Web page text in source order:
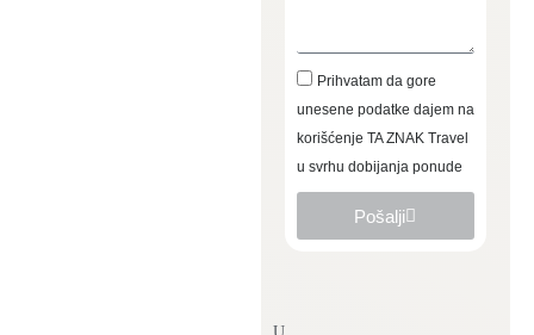
Prihvatam da gore
unesene podatke dajem na
korišćenje TA ZNAK Travel
u svrhu dobijanja ponude
Pošalji